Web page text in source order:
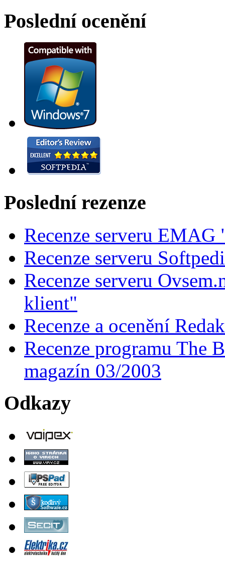
Poslední ocenění
Poslední rezenze
Recenze serveru
Recenze serveru
Recenze serveru
klient"
Recenze a ocenění
Recenze programu The
magazín 03/2003
Odkazy